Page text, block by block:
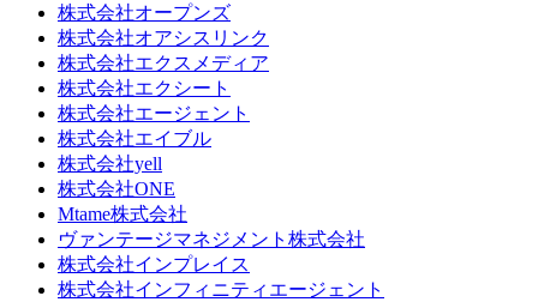
株式会社オープンズ
株式会社オアシスリンク
株式会社エクスメディア
株式会社エクシート
株式会社エージェント
株式会社エイブル
株式会社yell
株式会社ONE
Mtame株式会社
ヴァンテージマネジメント株式会社
株式会社インプレイス
株式会社インフィニティエージェント